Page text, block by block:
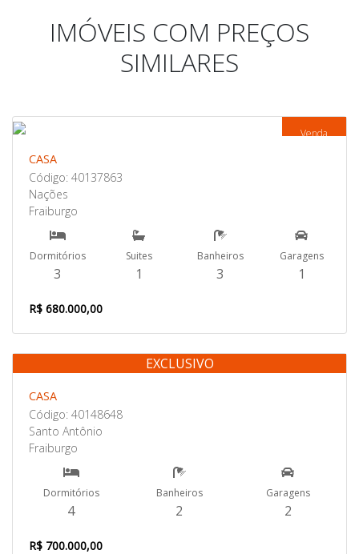
IMÓVEIS COM PREÇOS
SIMILARES
Venda
CASA
Código: 40137863
Nações
Fraiburgo
Dormitórios
3
Suites
1
Banheiros
3
Garagens
1
R$ 680.000,00
Venda
EXCLUSIVO
CASA
Código: 40148648
Santo Antônio
Fraiburgo
Dormitórios
4
Banheiros
2
Garagens
2
R$ 700.000,00